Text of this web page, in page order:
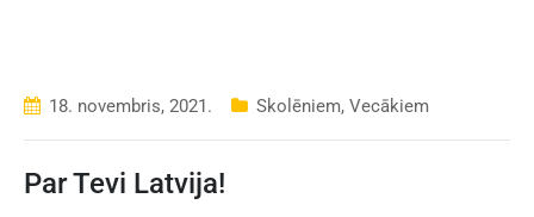
18. novembris, 2021. Skolēniem, Vecākiem
Par Tevi Latvija!